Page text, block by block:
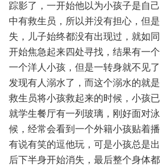
踪影了，一开始他以为小孩子是自
中有救生员，所以并没有担心，但
失，儿子始终都没有出现过，就如
开始焦急起来四处寻找，结果有一
一个洋人小孩，但是一转身就不见
发现有人溺水了，而这个溺水的就是
救生员将小孩救起来的时候，小孩
就学生餐厅有一列玻璃，刚好面对
候，经常会看到一个外籍小孩贴着
有说有笑的逗他玩，可是小孩总是
后下半身开始消失，最后整个身体